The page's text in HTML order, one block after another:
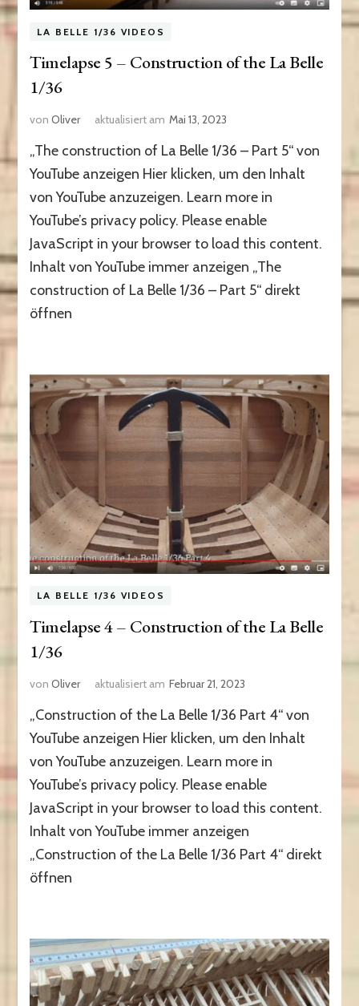
LA BELLE 1/36 VIDEOS
Timelapse 5 – Construction of the La Belle
1/36
vonOliver aktualisiert am Mai 13, 2023
„The construction of La Belle 1/36 – Part 5“ von
YouTube anzeigen Hier klicken, um den Inhalt
von YouTube anzuzeigen. Learn more in
YouTube’s privacy policy. Please enable
JavaScript in your browser to load this content.
Inhalt von YouTube immer anzeigen „The
construction of La Belle 1/36 – Part 5“ direkt
öffnen
LA BELLE 1/36 VIDEOS
Timelapse 4 – Construction of the La Belle
1/36
vonOliver aktualisiert am Februar 21, 2023
„Construction of the La Belle 1/36 Part 4“ von
YouTube anzeigen Hier klicken, um den Inhalt
von YouTube anzuzeigen. Learn more in
YouTube’s privacy policy. Please enable
JavaScript in your browser to load this content.
Inhalt von YouTube immer anzeigen
„Construction of the La Belle 1/36 Part 4“ direkt
öffnen